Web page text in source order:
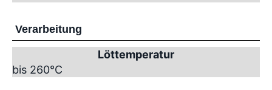
Verarbeitung
Löttemperatur
bis 260°C